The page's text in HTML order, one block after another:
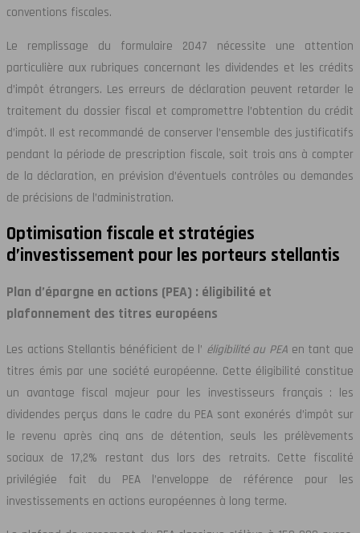
conventions fiscales.
Le remplissage du formulaire 2047 nécessite une attention
particulière aux rubriques concernant les dividendes et les crédits
d’impôt étrangers. Les erreurs de déclaration peuvent retarder le
traitement du dossier fiscal et compromettre l’obtention du crédit
d’impôt. Il est recommandé de conserver l’ensemble des justificatifs
pendant la période de prescription fiscale, soit trois ans à compter
de la déclaration, en prévision d’éventuels contrôles ou demandes
de précisions de l’administration.
Optimisation fiscale et stratégies
d’investissement pour les porteurs stellantis
Plan d’épargne en actions (PEA) : éligibilité et
plafonnement des titres européens
Les actions Stellantis bénéficient de l’ éligibilité au PEA en tant que
titres émis par une société européenne. Cette éligibilité constitue
un avantage fiscal majeur pour les investisseurs français : les
dividendes perçus dans le cadre du PEA sont exonérés d’impôt sur
le revenu après cinq ans de détention, seuls les prélèvements
sociaux de 17,2% restant dus lors des retraits. Cette fiscalité
privilégiée fait du PEA l’enveloppe de référence pour les
investissements en actions européennes à long terme.